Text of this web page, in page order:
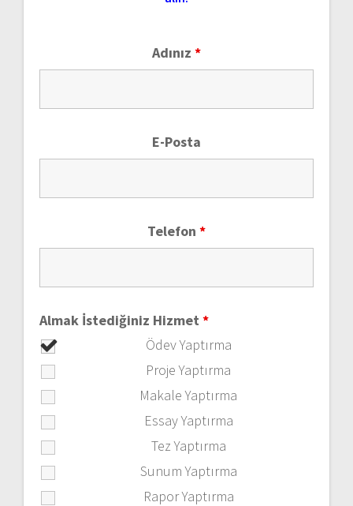
Adınız *
E-Posta
Telefon *
Almak İstediğiniz Hizmet *
Ödev Yaptırma
Proje Yaptırma
Makale Yaptırma
Essay Yaptırma
Tez Yaptırma
Sunum Yaptırma
Rapor Yaptırma